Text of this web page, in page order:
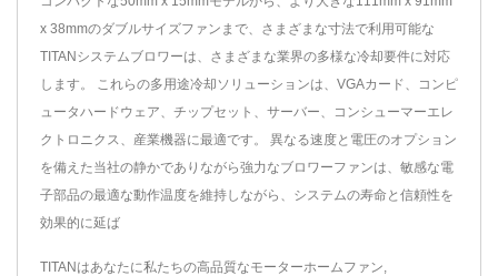
x 38mmのダブルサイズファンまで、さまざまな寸法で利用可能な
TITANシステムブロワーは、さまざまな業界の多様な冷却要件に対応
します。 これらの多用途冷却ソリューションは、VGAカード、コンピ
ュータハードウェア、チップセット、サーバー、コンシューマーエレ
クトロニクス、産業機器に最適です。 異なる速度と電圧のオプション
を備えた当社の静かでありながら強力なブロワーファンは、敏感な電
子部品の最適な動作温度を維持しながら、システムの寿命と信頼性を
効果的に延ば
TITANはあなたに私たちの高品質なモーターホームファン